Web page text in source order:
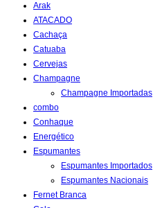
Arak
ATACADO
Cachaça
Catuaba
Cervejas
Champagne
Champagne Importadas
combo
Conhaque
Energético
Espumantes
Espumantes Importados
Espumantes Nacionais
Fernet Branca